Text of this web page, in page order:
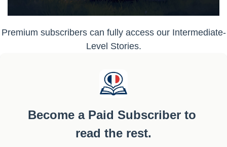
Premium subscribers can fully access our Intermediate-
Level Stories.
Become a Paid Subscriber to
read the rest.